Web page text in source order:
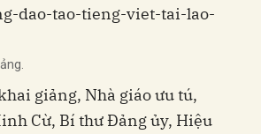
giảng, Nhà giáo ưu tú,
Cừ, Bí thư Đảng ủy, Hiệu